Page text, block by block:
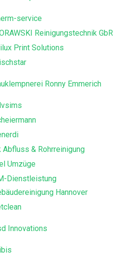
service
Reinigungstechnik GbR
Print Solutions
Ronny Emmerich
Abfluss & Rohrreinigung
Umzüge
Dienstleistung
Hannover
Innovations